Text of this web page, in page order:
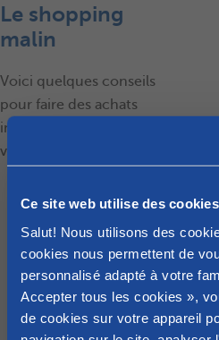
Ce site web utilise des cookies
Salut! Nous utilisons des
cookies nous permettent de
personnalisé adapté à votre
Accepter tous les cookies »,
de cookies sur votre appareil
Le shopping
malin
Voici quelques conseils
pour faire des achats
intelligents et maîtriser
votre budget :
ligne et en magasin
N’hésitez pas à
acheter d’occasion
(un bon nettoyage et
c’est reparti)
Rejoignez des